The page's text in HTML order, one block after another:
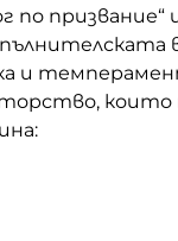
по
и
които